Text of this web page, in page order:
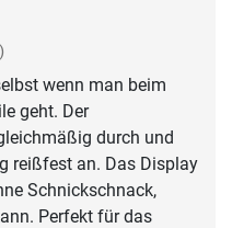
wenn man beim
geht. Der
durch und
reißfest an. Das Display
Schnickschnack,
Perfekt für das